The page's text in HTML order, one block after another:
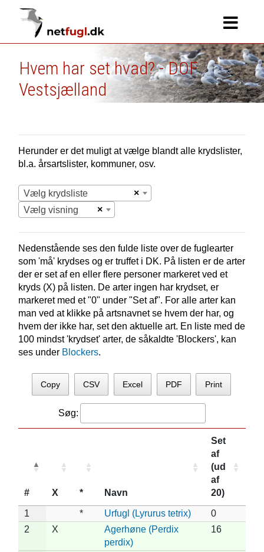
Hvem har set hvad? - DOF
Vestsjælland
Herunder er det muligt at vælge blandt alle krydslister,
bl.a. årsartslister, kommuner, osv.
×
Vælg krydsliste
×
Vælg visning
Nedenstående ses den fulde liste over de fuglearter
som 'må' krydses og er truffet i DK. På listen er de arter
der er set af en eller flere personer markeret ved et
kryds (X) på listen. De arter ingen har krydset, er
markeret med et "0" under "Set af". For alle arter kan
man ved at klikke på artsnavnet se hvem der har, og
hvem der ikke har, set den aktuelle art. En liste med de
100 mindst 'krydset' arter, de såkaldte 'Blockers', kan
ses under Blockers.
Copy CSV Excel PDF Print
Søg:
# X * Navn
Set
af
(ud
af
20)
1 * Urfugl (Lyrurus tetrix)
0
2
X
Agerhøne (Perdix
perdix)
16